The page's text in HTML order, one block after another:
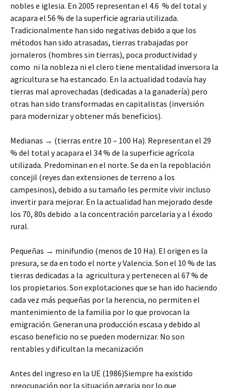
nobles e iglesia. En 2005 representan el 4.6 % del total y
acapara el 56 % de la superficie agraria utilizada.
Tradicionalmente han sido negativas debido a que los
métodos han sido atrasadas, tierras trabajadas por
jornaleros (hombres sin tierras), poca productividad y
como ni la nobleza ni el clero tiene mentalidad inversora la
agricultura se ha estancado. En la actualidad todavía hay
tierras mal aprovechadas (dedicadas a la ganadería) pero
otras han sido transformadas en capitalistas (inversión
para modernizar y obtener más beneficios).
Medianas → (tierras entre 10 – 100 Ha). Representan el 29
% del total y acapara el 34 % de la superficie agrícola
utilizada. Predominan en el norte. Se da en la repoblación
concejil (reyes dan extensiones de terreno a los
campesinos), debido a su tamaño les permite vivir incluso
invertir para mejorar. En la actualidad han mejorado desde
los 70, 80s debido a la concentración parcelaria y a l éxodo
rural.
Pequeñas → minifundio (menos de 10 Ha). El origen es la
presura, se da en todo el norte y Valencia. Son el 10 % de las
tierras dedicadas a la agricultura y pertenecen al 67 % de
los propietarios. Son explotaciones que se han ido haciendo
cada vez más pequeñas por la herencia, no permiten el
mantenimiento de la familia por lo que provocan la
emigración. Generan una producción escasa y debido al
escaso beneficio no se pueden modernizar. No son
rentables y dificultan la mecanización
Antes del ingreso en la UE (1986)Siempre ha existido
preocupación por la situación agraria por lo que